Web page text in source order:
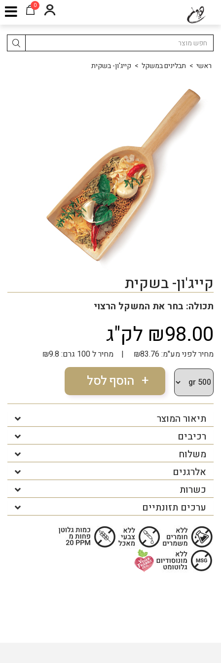
0
ראשי > תבלינים במשקל > קייג'ון- בשקית
קייג'ון- בשקית
תכולה: בחר את המשקל הרצוי
₪98.00 לק"ג
מחיר לפני מע"מ: ₪83.76 | מחיר ל 100 גרם: ₪9.8
תיאור המוצר
רכיבים
משלוח
אלרגנים
כשרות
ערכים תזונתיים